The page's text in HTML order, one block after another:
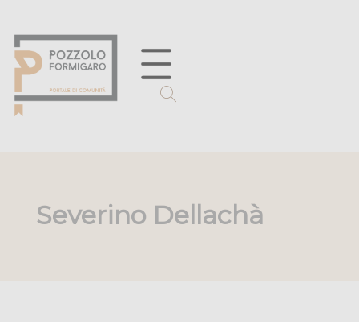
Severino Dellachà